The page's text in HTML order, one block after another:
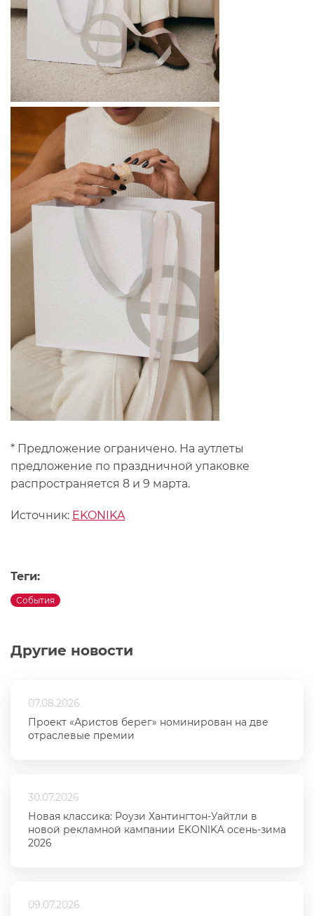
Другие новости
07.08.2026
Проект «Аристов берег» номинирован на две
отраслевые премии
30.07.2026
Новая классика: Роузи Хантингтон-Уайтли в
новой рекламной кампании EKONIKA осень-зима
2026
09.07.2026
* Предложение ограничено. На аутлеты
предложение по праздничной упаковке
распространяется 8 и 9 марта.
Источник: EKONIKA
Теги:
События